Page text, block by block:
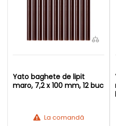
Yato baghete de lipit
maro, 7,2 x 100 mm, 12 buc
La comandă